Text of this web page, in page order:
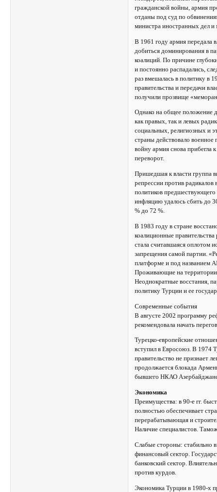
гражданской войны, армия
отданы под суд по
министра иностранных дел и
В 1961 году армия передала
добиться доминирования в
коалиций. По причине
и постоянно распадались,
раз вмешалась в политику в
правительства и передачи
получили прозвище
Однако на общее положение
как правых, так и левых
социальных, религиозных и
страны действовало
войну армия снова прибегла
переворот.
Пришедшая к власти группа
репрессии против
политиков предшествующего
инфляцию удалось сбить до
% до 72 %.
В 1983 году в стране
коалиционные
стала считавшаяся оплотом
запрещения самой партии.
платформе и под названием
Проживающие на территории
Неоднократные восстания,
политику Турции и ее
Современные события
В августе 2002 программу
рекомендовала начать
Турецко-европейские
вступил в Евросоюз. В 1974
правительство не признает
продолжается блокада
бывшего НКАО
Экономика
Преимущества: в 90-е гг.
полностью обеспечивает
перерабатывающая и
Наличие специалистов.
Слабые стороны: стабильно
финансовый сектор.
банковский сектор.
против курдов.
Экономика Турции в 1980-х